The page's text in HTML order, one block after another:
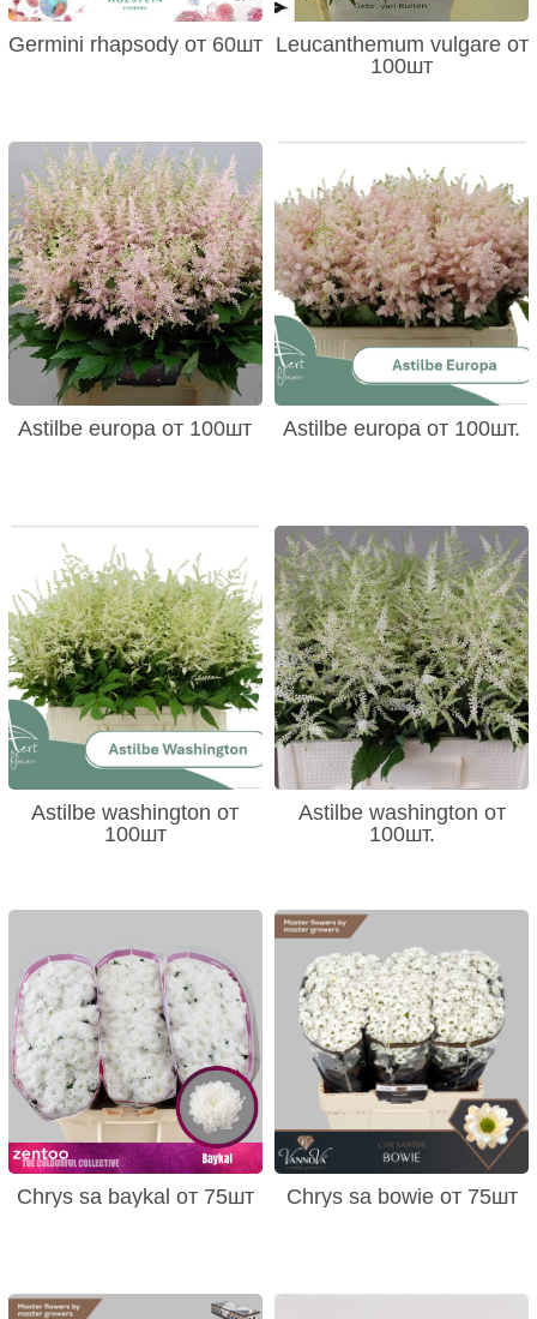
Germini rhapsody от 60шт
Leucanthemum vulgare от
100шт
Astilbe europa от 100шт Astilbe europa от 100шт.
Astilbe washington от
100шт
Astilbe washington от
100шт.
Chrys sa baykal от 75шт Chrys sa bowie от 75шт